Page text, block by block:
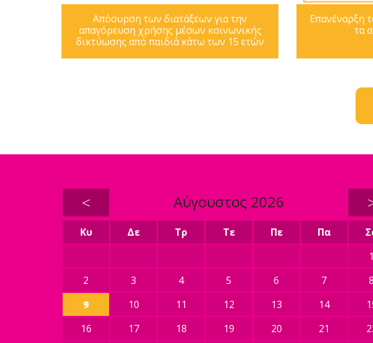
Απόσυρση των διατάξεων για την
απαγόρευση χρήσης μέσων κοινωνικής
δικτύωσης από παιδιά κάτω των 15 ετών
Επανέναρξη
τα
< Αύγουστος 2026
Κυ Δε Τρ Τε Πε Πα
1
2
3 4 5 6 7
8
9
10 11 12 13 14
16
17 18 19 20 21